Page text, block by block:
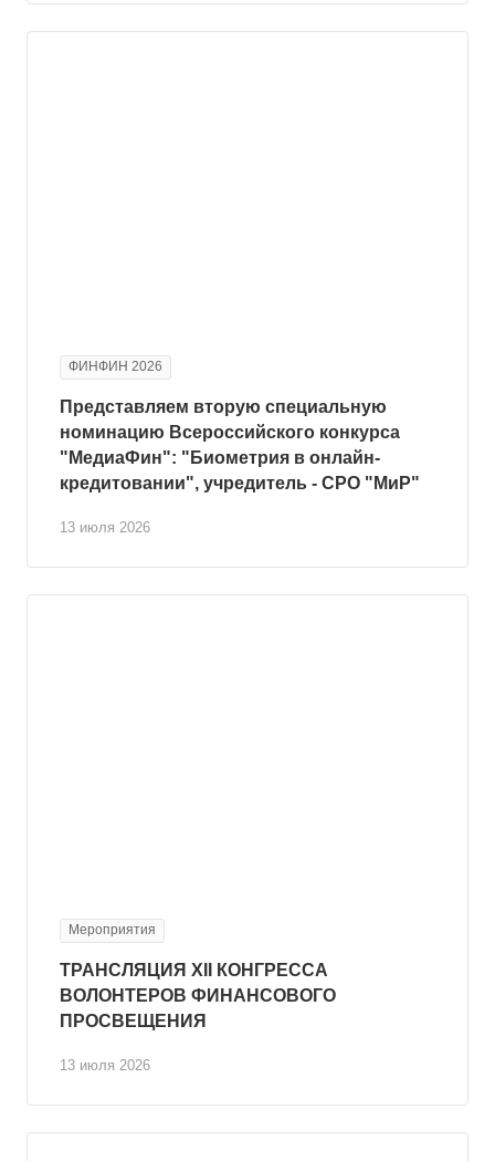
ФИНФИН 2026
13 июля 2026
Представляем вторую специальную
номинацию Всероссийского конкурса
"МедиаФин": "Биометрия в онлайн-
кредитовании", учредитель - СРО "МиР"
Мероприятия
13 июля 2026
ТРАНСЛЯЦИЯ XII КОНГРЕССА
ВОЛОНТЕРОВ ФИНАНСОВОГО
ПРОСВЕЩЕНИЯ